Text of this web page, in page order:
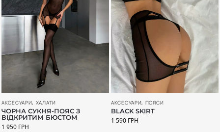
АКСЕСУАРИ, ХАЛАТИ
ЧОРНА СУКНЯ-ПОЯС З
ВІДКРИТИМ БЮСТОМ
1 950 ГРН
АКСЕСУАРИ, ПОЯСИ
BLACK SKIRT
1 590 ГРН